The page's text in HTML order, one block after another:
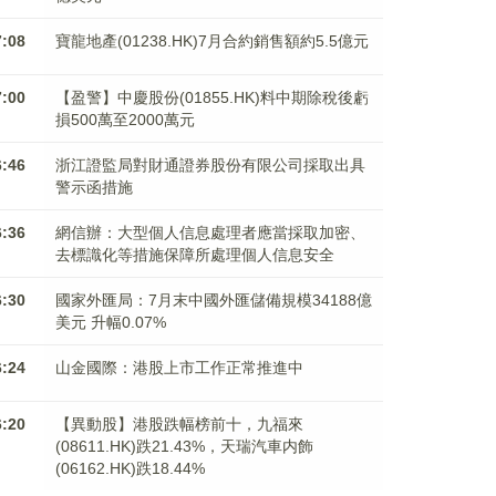
寶龍地產(01238.HK)7月合約銷售額約5.5億元
【盈警】中慶股份(01855.HK)料中期除稅後虧
損500萬至2000萬元
浙江證監局對財通證券股份有限公司採取出具
警示函措施
網信辦：大型個人信息處理者應當採取加密、
去標識化等措施保障所處理個人信息安全
國家外匯局：7月末中國外匯儲備規模34188億
美元 升幅0.07%
山金國際：港股上市工作正常推進中
【異動股】港股跌幅榜前十，九福來
(08611.HK)跌21.43%，天瑞汽車内飾
(06162.HK)跌18.44%